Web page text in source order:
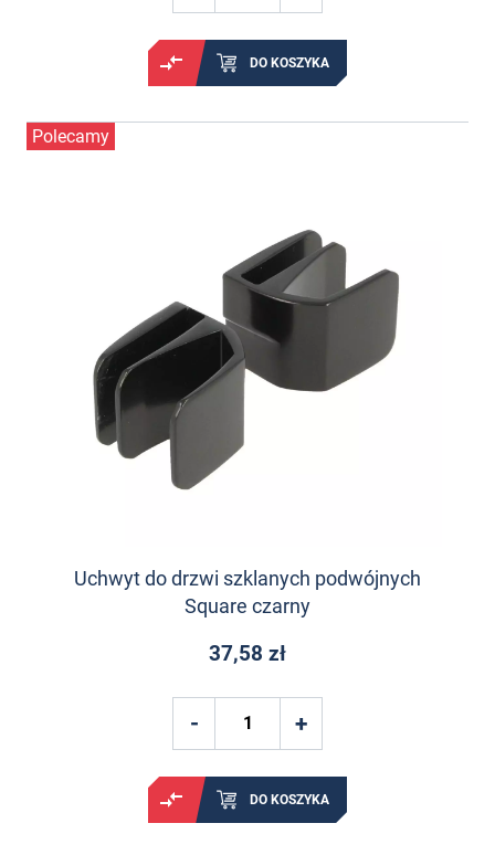
DO KOSZYKA
Polecamy
Uchwyt do drzwi szklanych podwójnych
Square czarny
37,58 zł
DO KOSZYKA